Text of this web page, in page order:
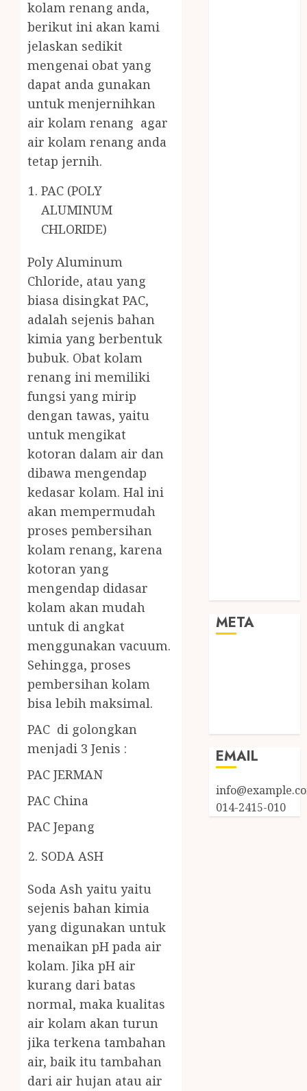
kolam renang anda,
berikut ini akan kami
jelaskan sedikit
mengenai obat yang
dapat anda gunakan
untuk menjernihkan
air kolam renang agar
air kolam renang anda
tetap jernih.
PAC (POLY
ALUMINUM
CHLORIDE)
Poly Aluminum
Chloride, atau yang
biasa disingkat PAC,
adalah sejenis bahan
kimia yang berbentuk
bubuk. Obat kolam
renang ini memiliki
fungsi yang mirip
dengan tawas, yaitu
untuk mengikat
kotoran dalam air dan
dibawa mengendap
kedasar kolam. Hal ini
akan mempermudah
proses pembersihan
kolam renang, karena
kotoran yang
mengendap didasar
kolam akan mudah
untuk di angkat
menggunakan vacuum.
Sehingga, proses
pembersihan kolam
bisa lebih maksimal.
PAC di golongkan
menjadi 3 Jenis :
PAC JERMAN
PAC China
PAC Jepang
SODA ASH
Soda Ash yaitu yaitu
sejenis bahan kimia
yang digunakan untuk
menaikan pH pada air
kolam. Jika pH air
kurang dari batas
normal, maka kualitas
air kolam akan turun
jika terkena tambahan
air, baik itu tambahan
dari air hujan atau air
META
EMAIL
014-2415-010